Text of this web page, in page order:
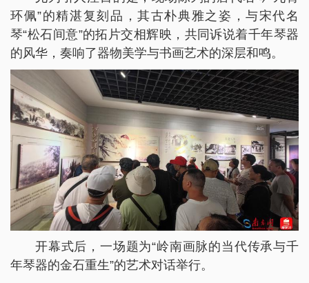
环佩”的精湛复刻品，其古朴典雅之姿，与宋代名
琴“松石间意”的拓片交相辉映，共同诉说着千年琴器
的风华，奏响了器物美学与书画艺术的深层和鸣。
开幕式后，一场题为“岭南画脉的当代传承与千
年琴器的金石重生”的艺术对话举行。